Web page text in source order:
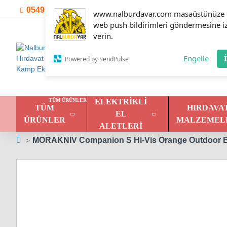
www.nalburdavar.com masaüstünüze
web push bildirimleri göndermesine
verin.
Powered by SendPulse Engelle
0549 301 30 01 Hesabım instagram
TÜM
ÜRÜNLER
TÜM ÜRÜNLER
ELEKTRIKLI
EL
ALETLERI
MORAKNIV Companion S Hi-Vis Orange Outdoor